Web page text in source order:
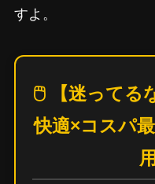
すよ。
🖱️ 【迷ってる
快適×コスパ